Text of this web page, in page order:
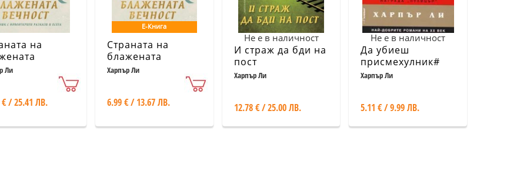
на
(твърди
Ли
€ / 25.41 ЛВ.
Е-Книга
Страната на
блажената
вечност
Харпър Ли
6.99 € / 13.67 ЛВ.
Не е в наличност
И страж да бди на
пост
Харпър Ли
12.78 € / 25.00 ЛВ.
Не е в наличност
Да убиеш
присмехулник#
Харпър Ли
5.11 € / 9.99 ЛВ.